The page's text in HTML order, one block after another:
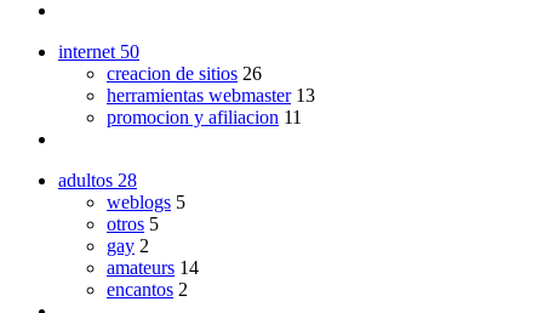
internet 50
creacion de sitios 26
herramientas webmaster 13
promocion y afiliacion 11
adultos 28
weblogs 5
otros 5
gay 2
amateurs 14
encantos 2